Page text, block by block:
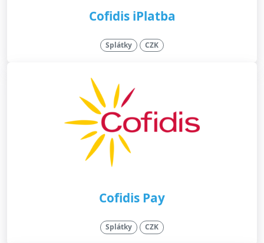
Cofidis iPlatba
Splátky CZK
Cofidis Pay
Splátky CZK